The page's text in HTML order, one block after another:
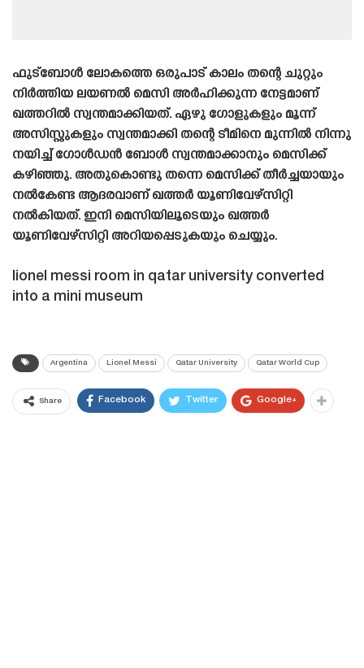
ഫുട്ബോൾ ലോകത്തെ ഒരുപാട് കാലം തന്റെ ചുറ്റും
നിർത്തിയ ലയണൽ മെസി അർഹിക്കുന്ന നേട്ടമാണ്
ഖത്തറിൽ സ്വന്തമാക്കിയത്. ഏഴു ഗോളുകളും മൂന്ന്
അസിസ്റ്റുകളും സ്വന്തമാക്കി തന്റെ ടീമിനെ മുന്നിൽ നിന്നു
നയിച്ച് ഗോൾഡൻ ബോൾ സ്വന്തമാക്കാനും മെസിക്ക്
കഴിഞ്ഞു. അതുകൊണ്ടു തന്നെ മെസിക്ക് തീർച്ചയായും
നൽകേണ്ട ആദരവാണ് ഖത്തർ യൂണിവേഴ്‌സിറ്റി
നൽകിയത്. ഇനി മെസിയിലൂടെയും ഖത്തർ
യൂണിവേഴ്‌സിറ്റി അറിയപ്പെടുകയും ചെയ്യും.
lionel messi room in qatar university converted
into a mini museum
Argentina Lionel Messi Qatar University Qatar World Cup
Share Facebook Twitter Google+